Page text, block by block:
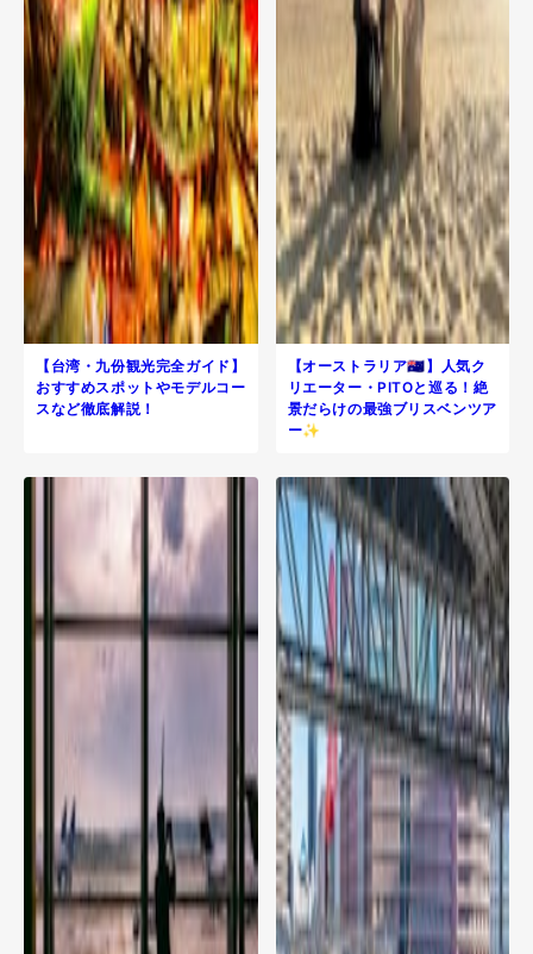
【台湾・九份観光完全ガイド】
おすすめスポットやモデルコー
スなど徹底解説！
【オーストラリア🇦🇺】人気ク
リエーター・PITOと巡る！絶
景だらけの最強ブリスベンツア
ー✨